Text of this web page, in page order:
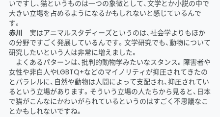
いですし、猫というものは一つの象徴として、文学とか小説の中で
大きい立場を占めるようになるかもしれないと感じているんで
す。
赤川 実はアニマルスタディーズというのは、社会学よりもほか
の分野ですごく発展しているんです。文学研究でも、動物について
研究したいという人は非常に増えました。
よくあるパターンは、批判的動物学みたいなスタンス。障害者や
女性や非白人やLGBTQ+などのマイノリティが抑圧されてきたの
とパラレルに、自然や動物は人間によって支配され、抑圧されてい
るという立場があります。そういう立場の人たちから見ると、日本
で猫がこんなにかわいがられているというのはすごく不思議なこ
とかもしれないですね。